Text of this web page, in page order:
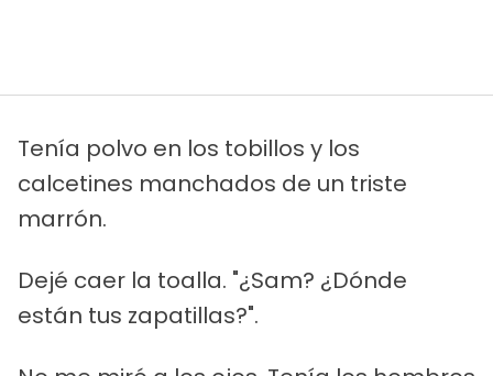
Tenía polvo en los tobillos y los
calcetines manchados de un triste
marrón.
Dejé caer la toalla. "¿Sam? ¿Dónde
están tus zapatillas?".